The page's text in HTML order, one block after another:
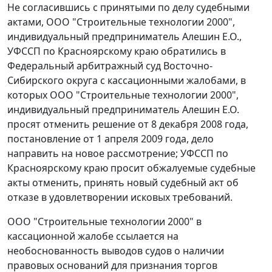
Не согласившись с принятыми по делу судебными
актами, ООО "Строительные технологии 2000",
индивидуальный предприниматель Алешин Е.О.,
УФССП по Красноярскому краю обратились в
Федеральный арбитражный суд Восточно-
Сибирского округа с кассационными жалобами, в
которых ООО "Строительные технологии 2000",
индивидуальный предприниматель Алешин Е.О.
просят отменить решение от 8 декабря 2008 года,
постановление от 1 апреля 2009 года, дело
направить на новое рассмотрение; УФССП по
Красноярскому краю просит обжалуемые судебные
акты отменить, принять новый судебный акт об
отказе в удовлетворении исковых требований.
ООО "Строительные технологии 2000" в
кассационной жалобе ссылается на
необоснованность выводов судов о наличии
правовых оснований для признания торгов